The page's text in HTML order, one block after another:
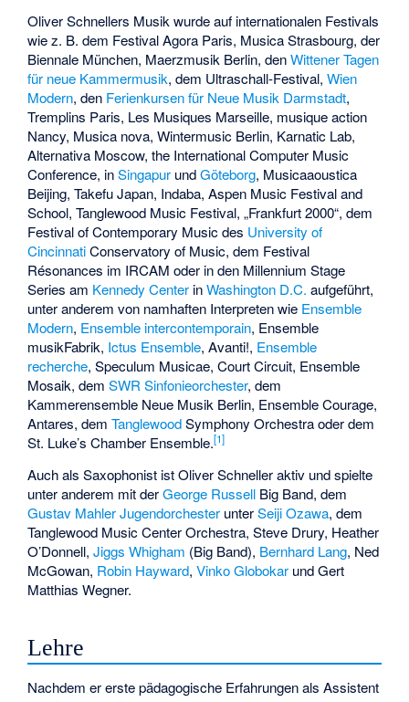
Oliver Schnellers Musik wurde auf internationalen Festivals
wie z. B. dem Festival Agora Paris, Musica Strasbourg, der
Biennale München, Maerzmusik Berlin, denWittener Tagen
für neue Kammermusik, dem Ultraschall-Festival,Wien
Modern, den Ferienkursen für Neue Musik Darmstadt,
Tremplins Paris, Les Musiques Marseille, musique action
Nancy, Musica nova, Wintermusic Berlin, Karnatic Lab,
Alternativa Moscow, the International Computer Music
Conference, inSingapur undGöteborg, Musicaaoustica
Beijing, Takefu Japan, Indaba, Aspen Music Festival and
School, Tanglewood Music Festival, „Frankfurt 2000“, dem
Festival of Contemporary Music des University of
CincinnatiConservatory of Music, dem Festival
Résonances im IRCAM oder in den Millennium Stage
Series am Kennedy Center inWashington D.C. aufgeführt,
unter anderem von namhaften Interpreten wie Ensemble
Modern, Ensemble intercontemporain, Ensemble
musikFabrik, Ictus Ensemble, Avanti!, Ensemble
recherche, Speculum Musicae, Court Circuit, Ensemble
Mosaik, demSWR Sinfonieorchester, dem
Kammerensemble Neue Musik Berlin, Ensemble Courage,
Antares, demTanglewoodSymphony Orchestra oder dem
St. Luke’s Chamber Ensemble.[1]
Auch als Saxophonist ist Oliver Schneller aktiv und spielte
unter anderem mit derGeorge Russell Big Band, dem
Gustav Mahler Jugendorchester unterSeiji Ozawa, dem
Tanglewood Music Center Orchestra, Steve Drury, Heather
O’Donnell,Jiggs Whigham (Big Band), Bernhard Lang, Ned
McGowan, Robin Hayward,Vinko Globokar und Gert
Matthias Wegner.
Lehre
Nachdem er erste pädagogische Erfahrungen als Assistent